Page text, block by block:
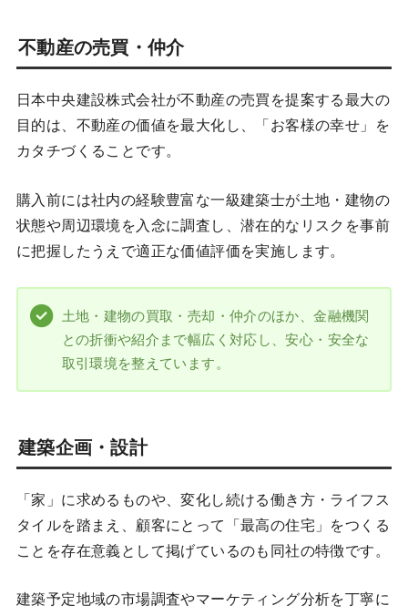
不動産の売買・仲介
日本中央建設株式会社が不動産の売買を提案する最大の
目的は、不動産の価値を最大化し、「お客様の幸せ」を
カタチづくることです。
購入前には社内の経験豊富な一級建築士が土地・建物の
状態や周辺環境を入念に調査し、潜在的なリスクを事前
に把握したうえで適正な価値評価を実施します。
土地・建物の買取・売却・仲介のほか、金融機関
との折衝や紹介まで幅広く対応し、安心・安全な
取引環境を整えています。
建築企画・設計
「家」に求めるものや、変化し続ける働き方・ライフス
タイルを踏まえ、顧客にとって「最高の住宅」をつくる
ことを存在意義として掲げているのも同社の特徴です。
建築予定地域の市場調査やマーケティング分析を丁寧に